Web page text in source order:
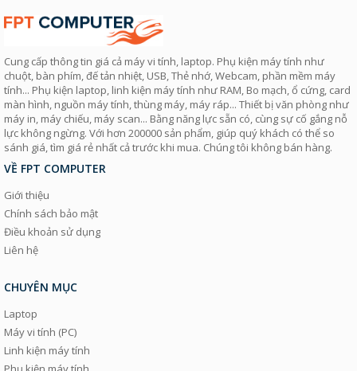
Cung cấp thông tin giá cả máy vi tính, laptop. Phụ kiện máy tính như
chuột, bàn phím, đế tản nhiệt, USB, Thẻ nhớ, Webcam, phần mềm máy
tính... Phụ kiện laptop, linh kiện máy tính như RAM, Bo mạch, ổ cứng, card
màn hình, nguồn máy tính, thùng máy, máy ráp... Thiết bị văn phòng như
máy in, máy chiếu, máy scan... Bằng năng lực sẵn có, cùng sự cố gắng nỗ
lực không ngừng. Với hơn 200000 sản phẩm, giúp quý khách có thể so
sánh giá, tìm giá rẻ nhất cả trước khi mua. Chúng tôi không bán hàng.
VỀ FPT COMPUTER
Giới thiệu
Chính sách bảo mật
Điều khoản sử dụng
Liên hệ
CHUYÊN MỤC
Laptop
Máy vi tính (PC)
Linh kiện máy tính